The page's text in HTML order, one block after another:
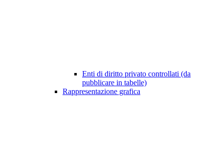
Enti di diritto privato controllati (da
pubblicare in tabelle)
Rappresentazione grafica